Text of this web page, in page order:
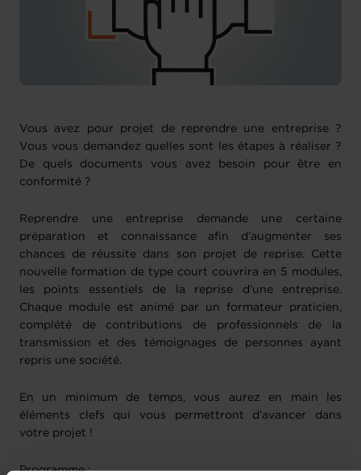
Vous avez pour projet de reprendre une entreprise ?
Vous vous demandez quelles sont les étapes à réaliser ?
De quels documents vous avez besoin pour être en
conformité ?
Reprendre une entreprise demande une certaine
préparation et connaissance afin d’augmenter ses
chances de réussite dans son projet de reprise. Cette
nouvelle formation de type court couvrira en 5 modules,
les points essentiels de la reprise d’une entreprise.
Chaque module est animé par un formateur praticien,
complété de contributions de professionnels de la
transmission et des témoignages de personnes ayant
repris une société.
En un minimum de temps, vous aurez en main les
éléments clefs qui vous permettront d’avancer dans
votre projet !
Programme :